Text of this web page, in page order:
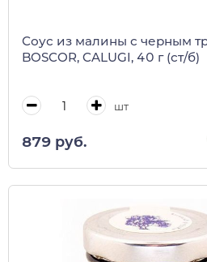
Соус из малины с черным
BOSCOR, CALUGI, 40 г (ст/б)
шт
879 руб.